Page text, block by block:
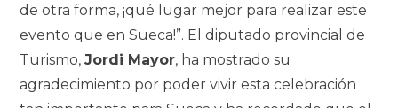
de otra forma, ¡qué lugar mejor para realizar este
evento que en Sueca!”. El diputado provincial de
Turismo,Jordi Mayor, ha mostrado su
agradecimiento por poder vivir esta celebración